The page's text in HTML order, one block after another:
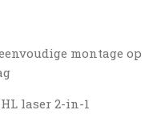
montage op
laser 2-in-1